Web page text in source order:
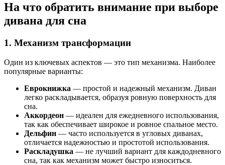
На что обратить внимание при выборе
дивана для сна
1. Механизм трансформации
Один из ключевых аспектов — это тип механизма. Наиболее
популярные варианты:
Еврокнижка — простой и надежный механизм. Диван
легко раскладывается, образуя ровную поверхность для
сна.
Аккордеон — идеален для ежедневного использования,
так как обеспечивает широкое и ровное спальное место.
Дельфин — часто используется в угловых диванах,
отличается надежностью и простотой использования.
Раскладушка — не лучший вариант для каждодневного
сна, так как механизм может быстро износиться.